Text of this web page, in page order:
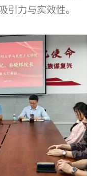
引力与实效性。